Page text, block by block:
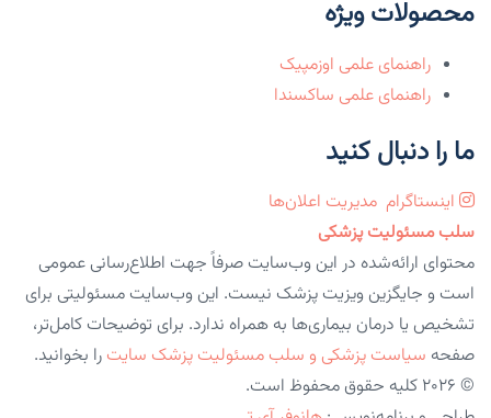
محصولات ویژه
راهنمای علمی اوزمپیک
راهنمای علمی ساکسندا
ما را دنبال کنید
اینستاگرام مدیریت اعلان‌ها
سلب مسئولیت پزشکی
محتوای ارائه‌شده در این وب‌سایت صرفاً جهت اطلاع‌رسانی عمومی
است و جایگزین ویزیت پزشک نیست. این وب‌سایت مسئولیتی برای
تشخیص یا درمان بیماری‌ها به همراه ندارد. برای توضیحات کامل‌تر،
صفحه سیاست پزشکی و سلب مسئولیت پزشک سایت را بخوانید.
© 2026 کلیه حقوق محفوظ است.